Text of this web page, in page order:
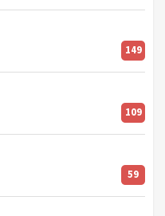
149
109
59